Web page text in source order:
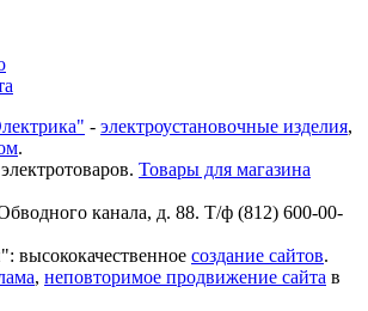
- электроустановочные изделия,
.
Товары для магазина
канала, д. 88. Т/ф (812) 600-00-
высококачественное создание сайтов.
, неповторимое продвижение сайта в